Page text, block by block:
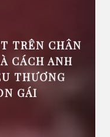
TRÊN CHÂN
CÁCH ANH
THƯƠNG
GÁI